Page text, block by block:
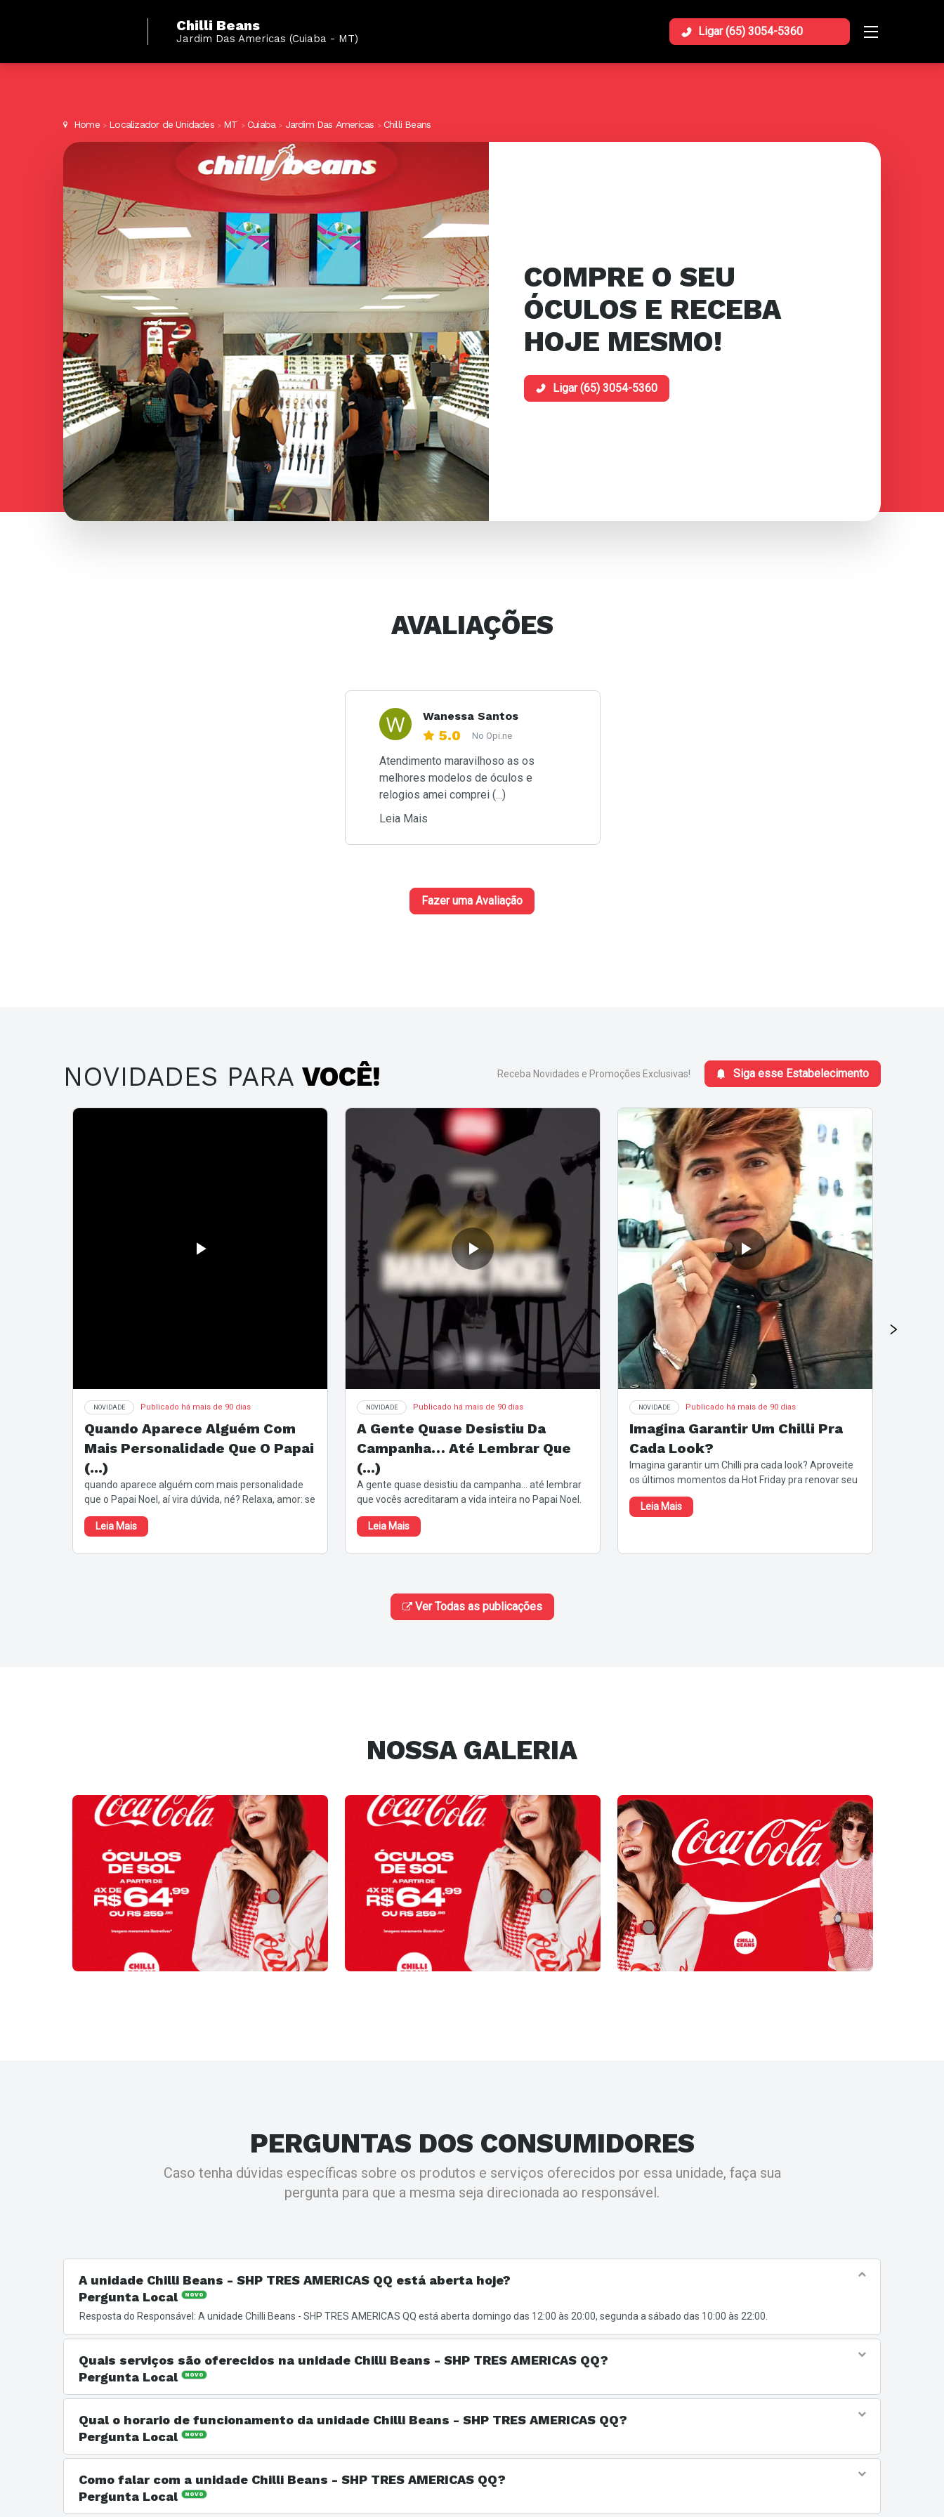
Ligar (65) 3054-5360
Menu
Chilli Beans
Jardim Das Americas (Cuiaba - MT)
Home > Localizador de Unidades > MT > Cuiaba > Jardim Das Americas > Chilli Beans
COMPRE O SEU
ÓCULOS E RECEBA
HOJE MESMO!
Ligar (65) 3054-5360
AVALIAÇÕES
Wanessa Santos
5.0 No Opi.ne
Atendimento maravilhoso as os
melhores modelos de óculos e
relogios amei comprei (...)
Leia Mais
Fazer uma Avaliação
NOVIDADES PARA VOCÊ! Receba Novidades e Promoções Exclusivas! Siga esse Estabelecimento
NOVIDADE Publicado há mais de 90 dias
Quando Aparece Alguém Com
Mais Personalidade Que O Papai
(...)
quando aparece alguém com mais personalidade
que o Papai Noel, aí vira dúvida, né? Relaxa, amor: se
Leia Mais
NOVIDADE Publicado há mais de 90 dias
A Gente Quase Desistiu Da
Campanha… Até Lembrar Que
(...)
A gente quase desistiu da campanha… até lembrar
que vocês acreditaram a vida inteira no Papai Noel.
Leia Mais
NOVIDADE Publicado há mais de 90 dias
Imagina Garantir Um Chilli Pra
Cada Look?
Imagina garantir um Chilli pra cada look? Aproveite
os últimos momentos da Hot Friday pra renovar seu
Leia Mais
Ver Todas as publicações
NOSSA GALERIA
Publicado há mais de 90 dias
Foto Publicada pela Empresa Foto Publicada pela Empresa
PERGUNTASDOS CONSUMIDORES
Caso tenha dúvidas específicas sobre os produtos e serviços oferecidos por essa unidade, faça sua
pergunta para que a mesma seja direcionada ao responsável.
A unidade Chilli Beans - SHP TRES AMERICAS QQ está aberta hoje?
Pergunta Local
NOVO
Resposta do Responsável: A unidade Chilli Beans - SHP TRES AMERICAS QQ está aberta domingo das 12:00 às 20:00, segunda a sábado das 10:00 às 22:00.
Quais serviços são oferecidos na unidade Chilli Beans - SHP TRES AMERICAS QQ?
Pergunta Local
NOVO
Resposta do Responsável: Os serviços oferecidos são no ramo de . Maior rede especializada em óculos e acessórios da América Latina, com mais de 800 pontos de venda no
Qual o horario de funcionamento da unidade Chilli Beans - SHP TRES AMERICAS QQ?
Pergunta Local
NOVO
Resposta do Responsável: A unidade Chilli Beans - SHP TRES AMERICAS QQ está aberta domingo das 12:00 às 20:00, segunda a sábado das 10:00 às 22:00.
Como falar com a unidade Chilli Beans - SHP TRES AMERICAS QQ?
Pergunta Local
NOVO